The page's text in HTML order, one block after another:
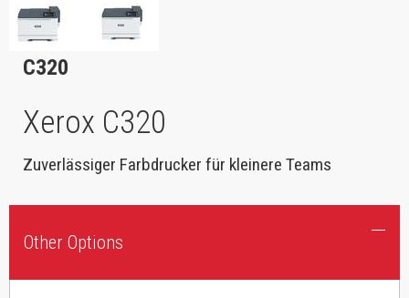
C320
Xerox C320
Zuverlässiger Farbdrucker für kleinere Teams
Other Options